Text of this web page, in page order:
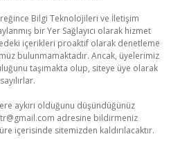
Bilgi Teknolojileri ve İletişim
bir Yer Sağlayıcı olarak hizmet
içerikleri proaktif olarak denetleme
bulunmamaktadır. Ancak, üyelerimiz
taşımakta olup, siteye üye olarak
aykırı olduğunu düşündüğünüz
adresine bildirmeniz
içerisinde sitemizden kaldırılacaktır.